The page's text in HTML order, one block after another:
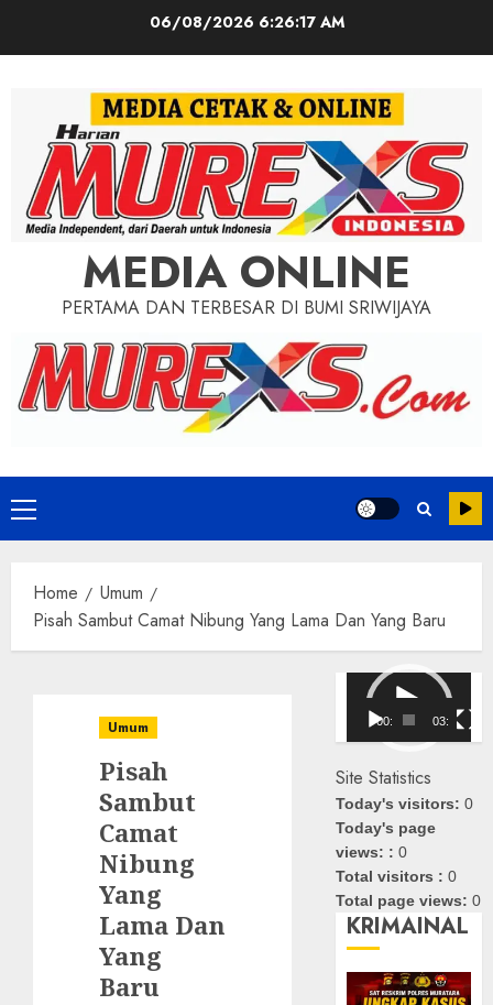
06/08/2026 6:26:19 AM
MEDIA ONLINE
PERTAMA DAN TERBESAR DI BUMI SRIWIJAYA
Primary
Menu
Home
Umum
Pisah Sambut Camat Nibung Yang Lama Dan Yang Baru
Umum
Pisah
Sambut
Camat
Nibung
Yang
Lama Dan
Yang
Baru
Pemutar
Video
00:00 03:08
Site Statistics
Today's visitors:0
Today's page
views: :0
Total visitors :0
Total page views:0
KRIMAINAL